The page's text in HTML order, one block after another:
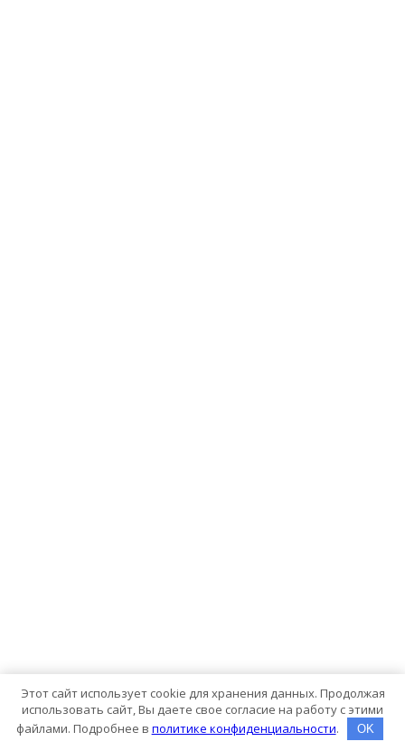
Этот сайт использует cookie для хранения данных. Продолжая
использовать сайт, Вы даете свое согласие на работу с этими
файлами. Подробнее в политике конфиденциальности. OK